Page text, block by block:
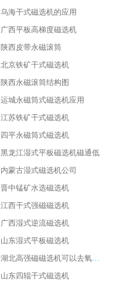
乌海干式磁选机的应用
广西平板高梯度磁选机
陕西皮带永磁滚筒
北京铁矿干式磁选机
陕西永磁滚筒结构图
运城永磁筒式磁选机应用
江苏铁矿干式磁选机
四平永磁筒式磁选机
黑龙江湿式平板磁选机磁通低
内蒙古湿式磁选机公司
晋中锰矿水选磁选机
江西干式强磁磁选机
广西湿式逆流磁选机
山东湿式平板磁选机
湖北高强磁磁选机可以去氧化铝
山东四辊干式磁选机